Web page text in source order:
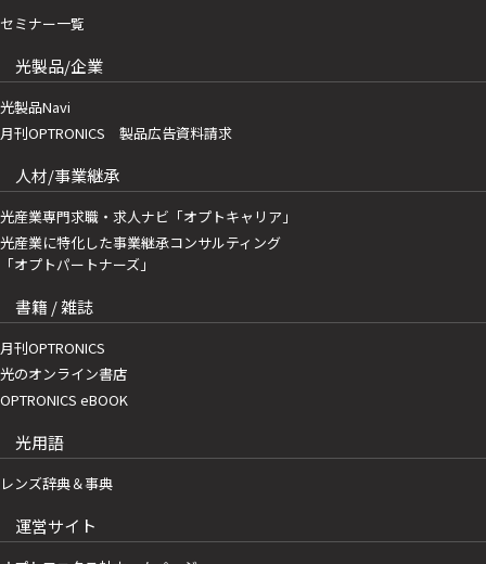
セミナー一覧
光製品/企業
光製品Navi
月刊OPTRONICS 製品広告資料請求
人材/事業継承
光産業専門求職・求人ナビ「オプトキャリア」
光産業に特化した事業継承コンサルティング
「オプトパートナーズ」
書籍 / 雑誌
月刊OPTRONICS
光のオンライン書店
OPTRONICS eBOOK
光用語
レンズ辞典＆事典
運営サイト